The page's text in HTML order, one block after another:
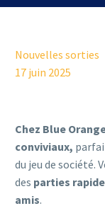
Nouvelles sorties
17 juin 2025
Chez Blue
conviviaux,
du jeu de société.
des parties
amis.